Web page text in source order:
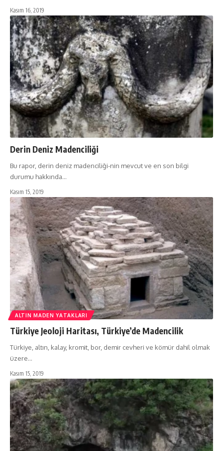
Kasım 16, 2019
Derin Deniz Madenciliği
Bu rapor, derin deniz madenciliği-nin mevcut ve en son bilgi
durumu hakkında…
Kasım 15, 2019
ALTIN MADEN YATAKLARI
Türkiye Jeoloji Haritası, Türkiye’de Madencilik
Türkiye, altın, kalay, kromit, bor, demir cevheri ve kömür dahil olmak
üzere…
Kasım 15, 2019